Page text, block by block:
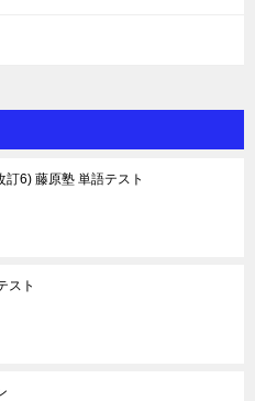
訂6) 藤原塾 単語テスト
スト